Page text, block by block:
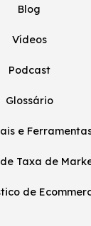
Blog
Vídeos
Podcast
Glossário
e
Taxa de
de